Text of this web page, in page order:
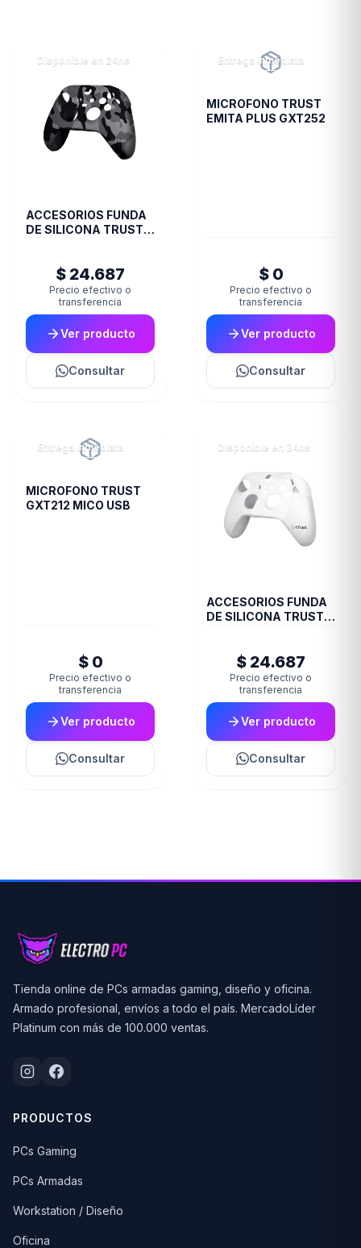
Disponible en 24hs
ACCESORIOS FUNDA
DE SILICONA TRUST
$ 24.687
Precio efectivo o
transferencia
Ver producto
Consultar
Entrega inmediata
MICROFONO TRUST
EMITA PLUS GXT252
$ 0
Precio efectivo o
transferencia
Ver producto
Consultar
Entrega inmediata
MICROFONO TRUST
GXT212 MICO USB
$ 0
Precio efectivo o
transferencia
Ver producto
Consultar
Disponible en 24hs
ACCESORIOS FUNDA
DE SILICONA TRUST
$ 24.687
Precio efectivo o
transferencia
Ver producto
Consultar
Tienda online de PCs armadas gaming, diseño y oficina.
Armado profesional, envíos a todo el país. MercadoLíder
Platinum con más de 100.000 ventas.
PRODUCTOS
PCs Gaming
PCs Armadas
Workstation / Diseño
Oficina